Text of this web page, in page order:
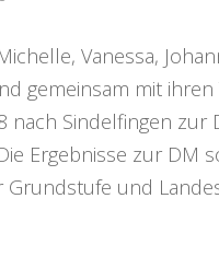
Vanessa,
gemeinsam mit
nach Sindelfingen
Ergebnisse zur DM
Grundstufe und